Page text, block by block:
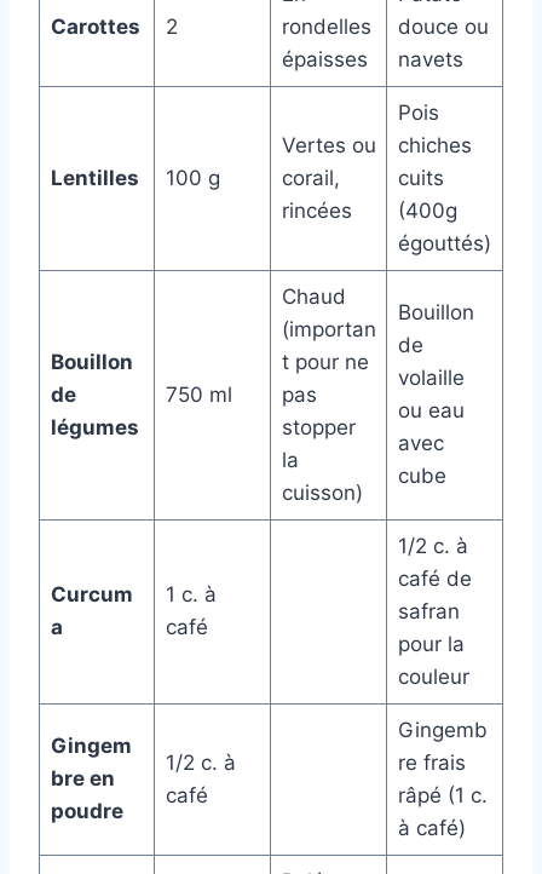
Carottes 2
rondelles
épaisses
douce ou
navets
Lentilles 100 g
Vertes ou
corail,
rincées
Pois
chiches
cuits
(400g
égouttés)
Bouillon
de
légumes
750 ml
Chaud
(importan
t pour ne
pas
stopper
la
cuisson)
Bouillon
de
volaille
ou eau
avec
cube
Curcum
a
1 c. à
café
1/2 c. à
café de
safran
pour la
couleur
Gingem
bre en
poudre
1/2 c. à
café
Gingemb
re frais
râpé (1 c.
à café)